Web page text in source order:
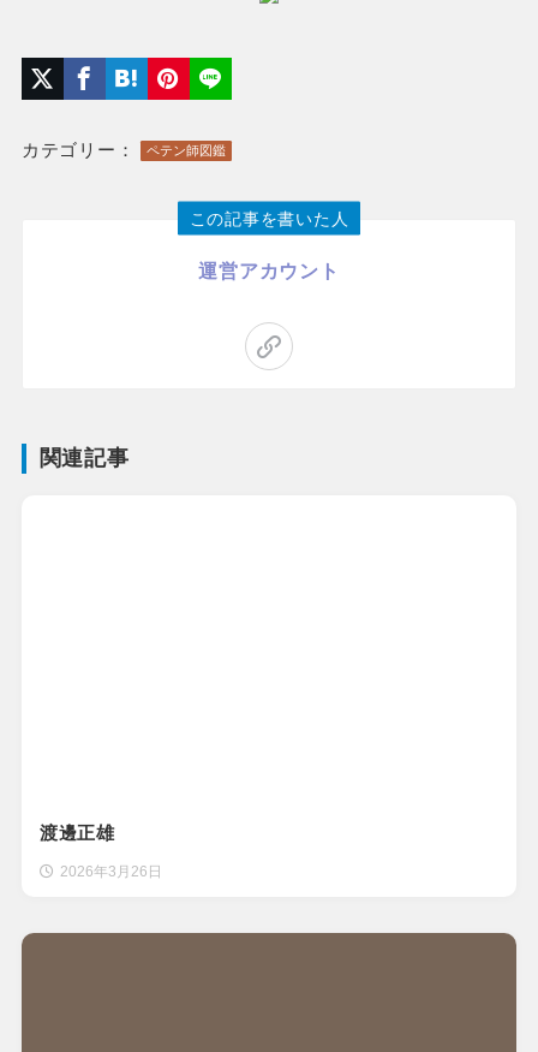
カテゴリー： ペテン師図鑑
この記事を書いた人
運営アカウント
関連記事
渡邊正雄
2026年3月26日